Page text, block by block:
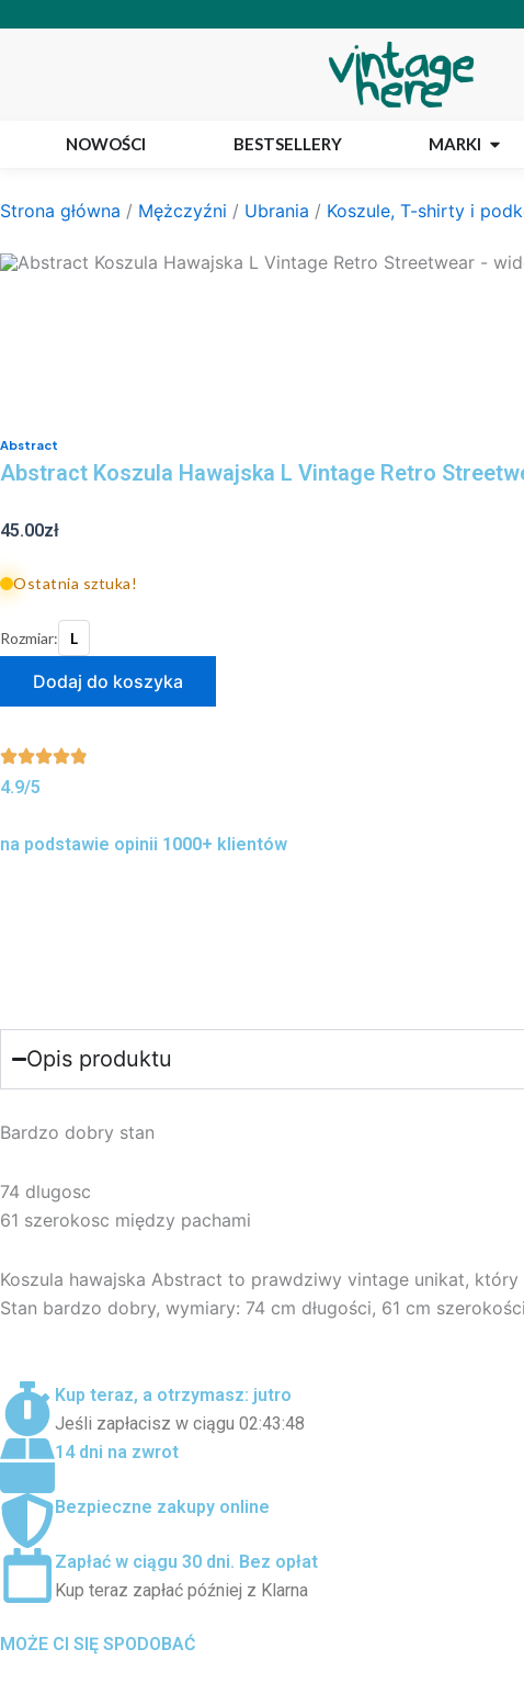
NOWOŚCI BESTSELLERY MARKI
Strona główna / Mężczyźni / Ubrania / Koszule, T-shirty i
Abstract
Abstract Koszula Hawajska L Vintage Retro
45.00zł
Ostatnia sztuka!
Rozmiar:
L
Abstract
Koszula
L
Retro
Dodaj do koszyka
4.9/5
na podstawie opinii 1000+ klientów
Opis produktu
Bardzo dobry stan
74 dlugosc
61 szerokosc między pachami
Koszula hawajska Abstract to prawdziwy vintage unikat,
Stan bardzo dobry, wymiary: 74 cm długości, 61 cm
Kup teraz, a otrzymasz: jutro
Jeśli zapłacisz w ciągu 02:43:48
14 dni na zwrot
Bezpieczne zakupy online
Zapłać w ciągu 30 dni. Bez opłat
Kup teraz zapłać później z Klarna
MOŻE CI SIĘ SPODOBAĆ